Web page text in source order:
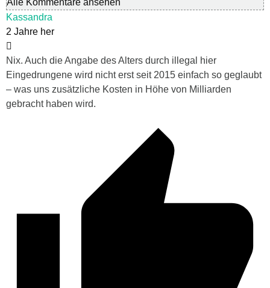
Alle Kommentare ansehen
Kassandra
2 Jahre her
Nix. Auch die Angabe des Alters durch illegal hier
Eingedrungene wird nicht erst seit 2015 einfach so geglaubt
– was uns zusätzliche Kosten in Höhe von Milliarden
gebracht haben wird.